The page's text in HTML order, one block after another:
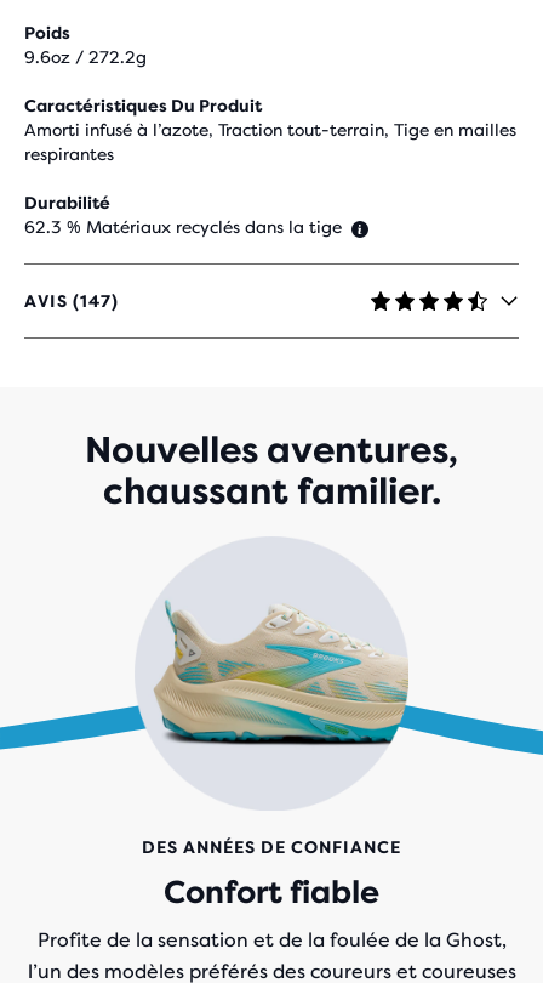
Poids
9.6oz / 272.2g
Caractéristiques Du Produit
Amorti infusé à l’azote, Traction tout-terrain, Tige en mailles
respirantes
Durabilité
62.3 % Matériaux recyclés dans la tige
AVIS (147)
4,4
SUR
Nouvelles aventures,
chaussant familier.
DES ANNÉES DE CONFIANCE
Confort fiable
Profite de la sensation et de la foulée de la Ghost,
l’un des modèles préférés des coureurs et coureuses